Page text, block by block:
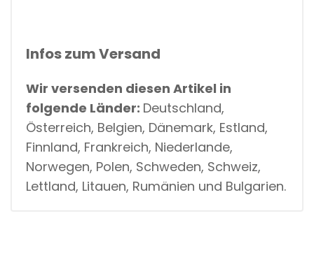
Infos zum Versand
Wir versenden diesen Artikel in
folgende Länder: Deutschland,
Österreich, Belgien, Dänemark, Estland,
Finnland, Frankreich, Niederlande,
Norwegen, Polen, Schweden, Schweiz,
Lettland, Litauen, Rumänien und Bulgarien.